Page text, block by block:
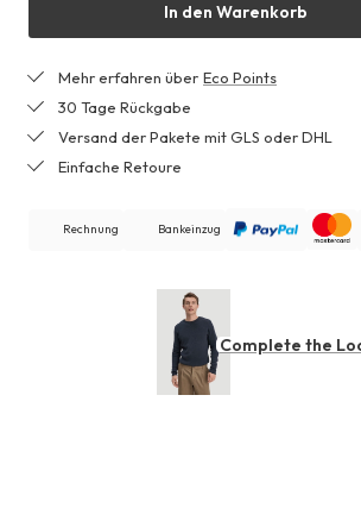
In den Warenkorb
Mehr erfahren über Eco Points
30 Tage Rückgabe
Versand der Pakete mit GLS oder DHL
Einfache Retoure
Rechnung Bankeinzug
Complete the